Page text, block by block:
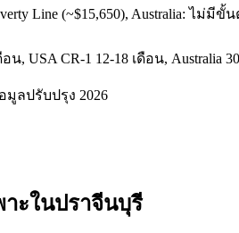
Line (~$15,650), Australia: ไม่
, USA CR-1 12-18 เดือน, Australia
มูลปรับปรุง 2026
าะในปราจีนบุรี